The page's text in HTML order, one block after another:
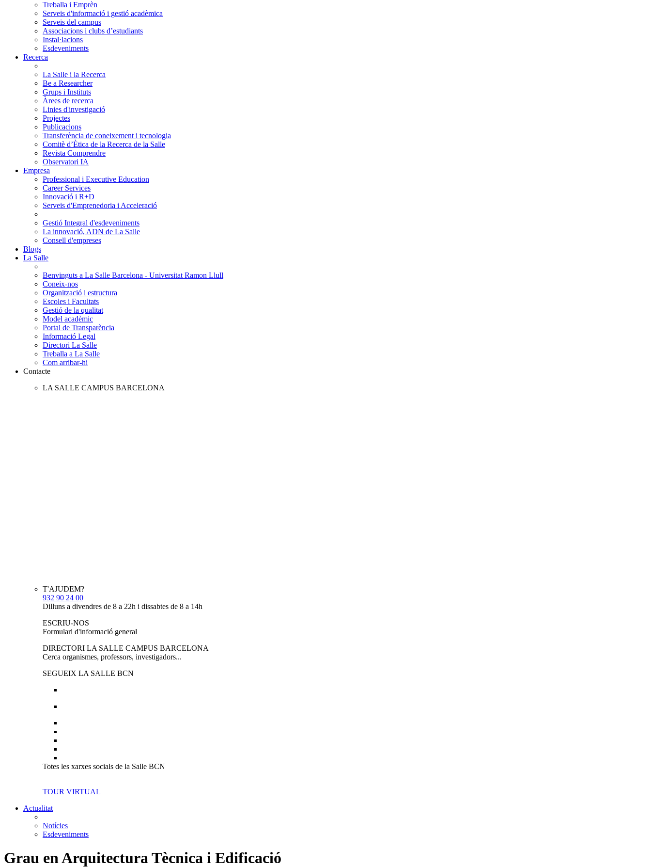
Treballa i Emprèn
Serveis d'informació i gestió acadèmica
Serveis del campus
Associacions i clubs d’estudiants
Instal·lacions
Esdeveniments
Recerca
La Salle i la Recerca
Be a Researcher
Grups i Instituts
Àrees de recerca
Linies d'investigació
Projectes
Publicacions
Transferència de coneixement i tecnologia
Comitè d’Ètica de la Recerca de la Salle
Revista Comprendre
Observatori IA
Empresa
Professional i Executive Education
Career Services
Innovació i R+D
Serveis d'Emprenedoria i Acceleració
Gestió Integral d'esdeveniments
La innovació, ADN de La Salle
Consell d'empreses
Blogs
La Salle
Benvinguts a La Salle Barcelona - Universitat Ramon Llull
Coneix-nos
Organització i estructura
Escoles i Facultats
Gestió de la qualitat
Model acadèmic
Portal de Transparència
Informació Legal
Directori La Salle
Treballa a La Salle
Com arribar-hi
Contacte
LA SALLE CAMPUS BARCELONA
T'AJUDEM?
932 90 24 00
Dilluns a divendres de 8 a 22h i dissabtes de 8 a 14h
ESCRIU-NOS
Formulari d'informació general
DIRECTORI LA SALLE CAMPUS BARCELONA
Cerca organismes, professors, investigadors...
SEGUEIX LA SALLE BCN
Totes les xarxes socials de la Salle BCN
TOUR VIRTUAL
Actualitat
Notícies
Esdeveniments
Grau en Arquitectura Tècnica i Edificació